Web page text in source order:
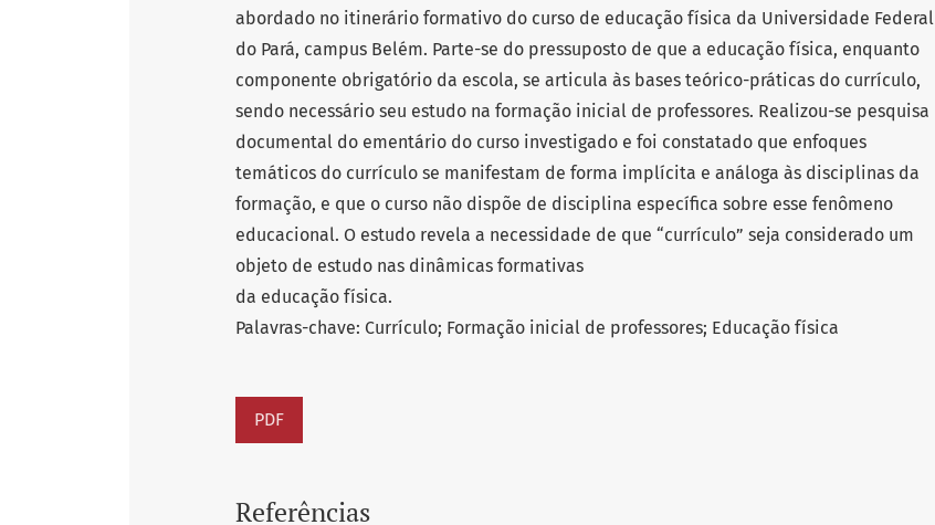
abordado no itinerário formativo do curso de educação física da Universidade Federal
do Pará, campus Belém. Parte-se do pressuposto de que a educação física, enquanto
componente obrigatório da escola, se articula às bases teórico-práticas do currículo,
sendo necessário seu estudo na formação inicial de professores. Realizou-se pesquisa
documental do ementário do curso investigado e foi constatado que enfoques
temáticos do currículo se manifestam de forma implícita e análoga às disciplinas da
formação, e que o curso não dispõe de disciplina específica sobre esse fenômeno
educacional. O estudo revela a necessidade de que “currículo” seja considerado um
objeto de estudo nas dinâmicas formativas
da educação física.
Palavras-chave: Currículo; Formação inicial de professores; Educação física
PDF
Referências